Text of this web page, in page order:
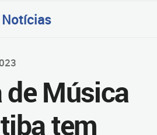
Notícias
Música
tem